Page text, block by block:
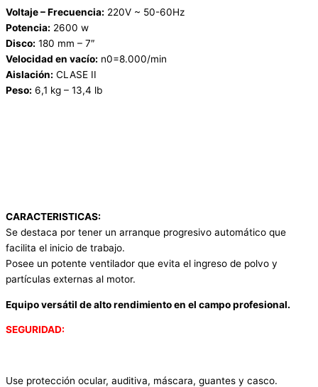
Voltaje – Frecuencia: 220V ~ 50-60Hz
Potencia: 2600 w
Disco: 180 mm – 7″
Velocidad en vacío: n0=8.000/min
Aislación: CLASE II
Peso: 6,1 kg – 13,4 lb
CARACTERISTICAS:
Se destaca por tener un arranque progresivo automático que
facilita el inicio de trabajo.
Posee un potente ventilador que evita el ingreso de polvo y
partículas externas al motor.
Equipo versátil de alto rendimiento en el campo profesional.
SEGURIDAD:
Use protección ocular, auditiva, máscara, guantes y casco.